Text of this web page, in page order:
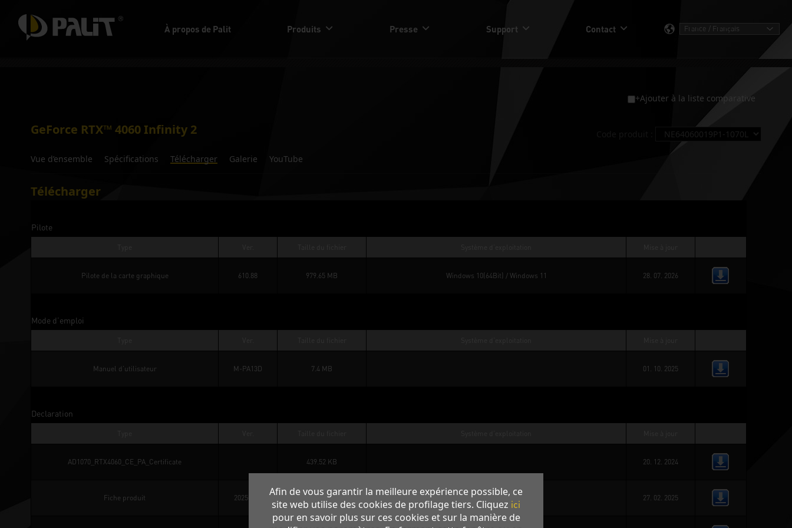
Afin de vous garantir la meilleure expérience possible, ce
site web utilise des cookies de profilage tiers. Cliquez ici
pour en savoir plus sur ces cookies et sur la manière de
À propos de Palit Produits Presse Support Contact
+Ajouter à la liste comparative
GeForce RTX™ 4060 Infinity 2
Vue d’ensemble Spécifications Télécharger Galerie YouTube
Télécharger
Pilote
Pilote de la carte graphique 610.88 979.65 MB Windows 10(64Bit) / Windows 11 28. 07. 2026
Mode d’emploi
Manuel d’utilisateur M-PA13D 7.4 MB 01. 10. 2025
Declaration
AD1070_RTX4060_CE_PA_Certificate 439.52 KB 20. 12. 2024
Fiche produit 20250227 39k All 27. 02. 2025